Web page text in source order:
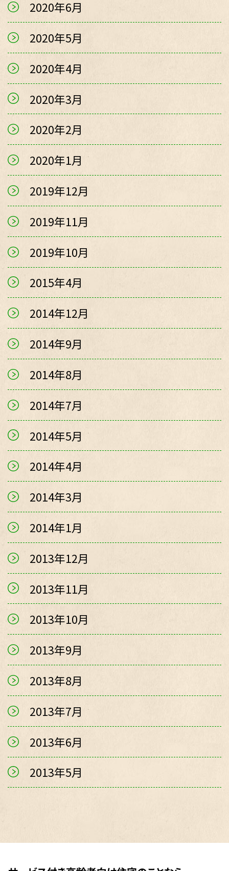
2020年6月
2020年5月
2020年4月
2020年3月
2020年2月
2020年1月
2019年12月
2019年11月
2019年10月
2015年4月
2014年12月
2014年9月
2014年8月
2014年7月
2014年5月
2014年4月
2014年3月
2014年1月
2013年12月
2013年11月
2013年10月
2013年9月
2013年8月
2013年7月
2013年6月
2013年5月